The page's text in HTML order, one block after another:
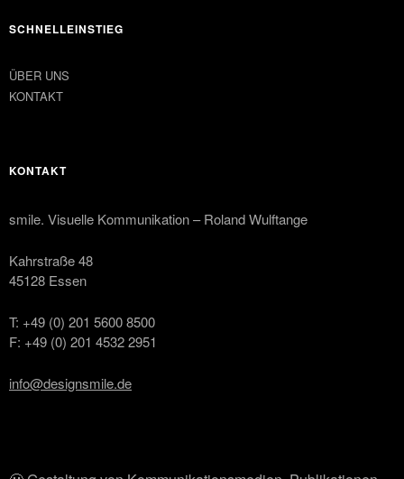
SCHNELLEINSTIEG
ÜBER UNS
KONTAKT
KONTAKT
smile. Visuelle Kommunikation – Roland Wulftange
Kahrstraße 48
45128 Essen
T: +49 (0) 201 5600 8500
F: +49 (0) 201 4532 2951
info@designsmile.de